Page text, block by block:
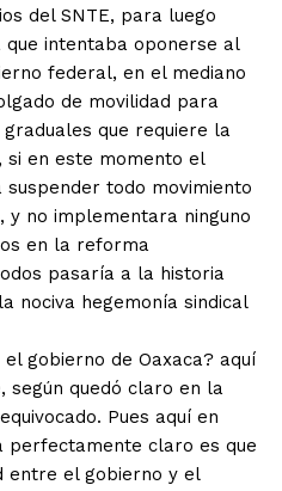
del SNTE, para luego
intentaba oponerse al
federal, en el mediano
de movilidad para
que requiere la
si en este momento el
todo movimiento
y no implementara ninguno
en la reforma
pasaría a la historia
nociva hegemonía sindical
gobierno de Oaxaca? aquí
según quedó claro en la
Pues aquí en
perfectamente claro es que
entre el gobierno y el